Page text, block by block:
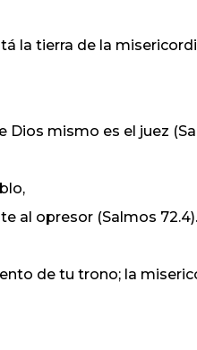
la tierra de la
Dios mismo es el juez
al opresor (Salmos 72.4).
de tu trono; la